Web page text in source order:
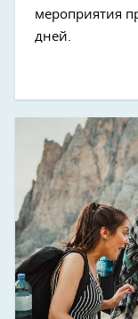
мероприятия
дней.